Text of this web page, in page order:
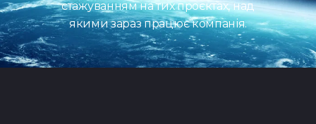
стажуванням на тих проєктах, над
якими зараз працює компанія.